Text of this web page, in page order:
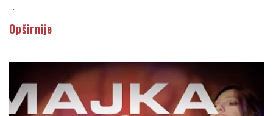
...
Opširnije